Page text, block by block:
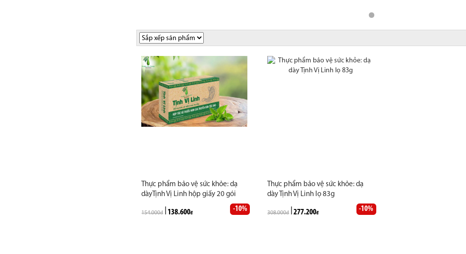
Thực phẩm bảo vệ sức khỏe: dạ
dàyTịnh Vị Linh hộp giấy 20 gói
154.000đ 138.600đ
-10%
Thực phẩm bảo vệ sức khỏe: dạ
dày Tịnh Vị Linh lọ 83g
308.000đ 277.200đ
-10%